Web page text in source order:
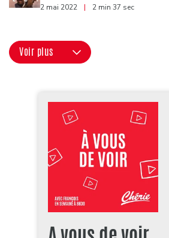
2 mai 2022 | 2 min 37 sec
Voir plus